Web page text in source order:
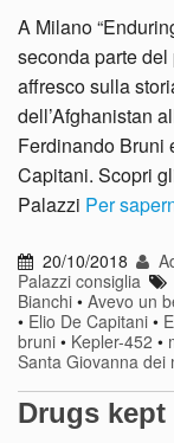
A Milano
seconda parte
affresco sulla
dell’Afghanistan
Ferdinando Bruni
Capitani. Scopri
Palazzi Per
20/10/2018
Palazzi consiglia
Bianchi • Avevo un
• Elio De Capitani •
bruni • Kepler-452 •
Santa Giovanna dei
Drugs kept